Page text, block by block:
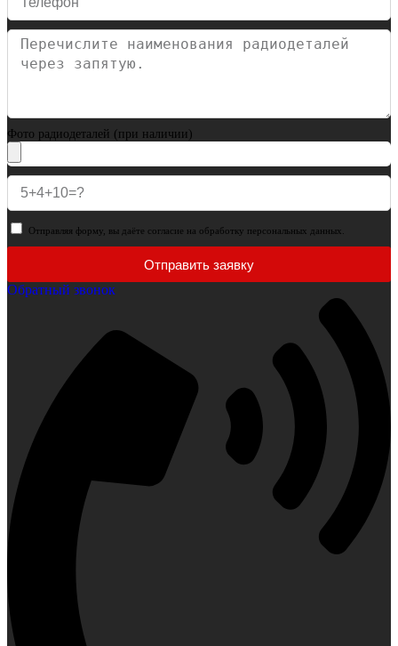
Фото радиодеталей (при наличии)
Отправляя форму, вы даёте согласие на обработку персональных данных.
Отправить заявку
Обратный звонок